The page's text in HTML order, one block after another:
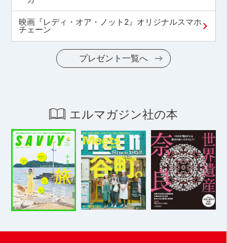
映画『レディ・オア・ノット2』オリジナルスマホ
チェーン
プレゼント一覧へ
エルマガジン社の本